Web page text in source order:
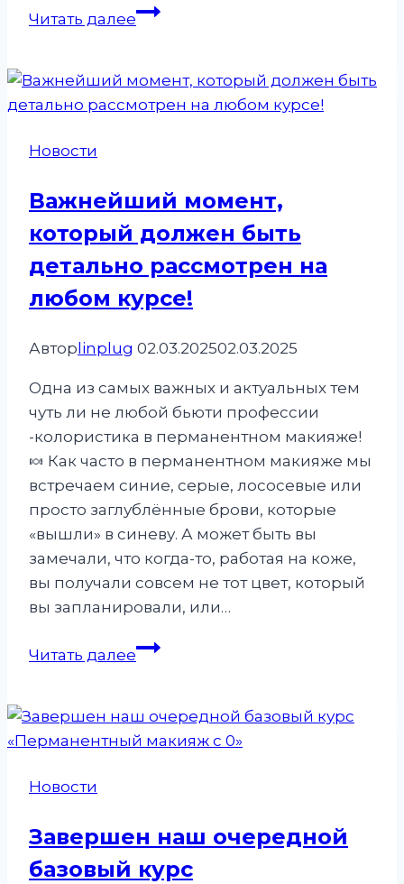
Читать далееО
мини
победы
Новости
Важнейший момент,
который должен быть
детально рассмотрен на
любом курсе!
Автор linplug 02.03.202502.03.2025
Одна из самых важных и актуальных тем
чуть ли не любой бьюти профессии
-колористика в перманентном макияже!
🍬 Как часто в перманентном макияже мы
встречаем синие, серые, лососевые или
просто заглублённые брови, которые
«вышли» в синеву. А может быть вы
замечали, что когда-то, работая на коже,
вы получали совсем не тот цвет, который
вы запланировали, или…
Читать далееВажнейший
должен
быть
любом
курсе!
Новости
Завершен наш очередной
базовый курс